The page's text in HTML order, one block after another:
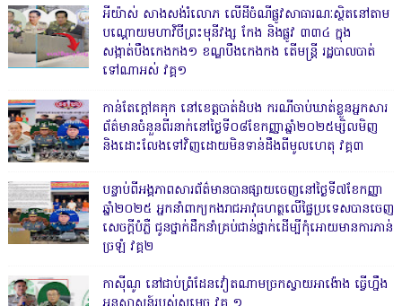
អីយ៉ាស់ សាងសង់រំលោភ លើដីចំណីផ្លូវសាធារណៈស្ថិតនៅតាម
បណ្ដោយមហាវិថីព្រះមុនីវង្ស កែង និងផ្លូវ ៣៣៤ ក្នុង
សង្កាត់បឹងកេងកង១ ខណ្ឌបឹងកេងកង តើមន្ត្រី រដ្ឋបាលបាត់
ទៅណាអស់ វគ្គ១
កាន់តែក្តៅគគុក នៅខេត្តបាត់ដំបង ករណីចាប់ឃាត់ខ្លួនអ្នកសារ
ព័ត៌មានចំនួនពីរនាក់នៅថ្ងៃទី០៨ខែកញ្ញាឆ្នាំ២០២៥ម្សិលមិញ
និងដោះលែងទៅវិញដោយមិនទាន់ដឹងពីមូលហេតុ វគ្គ៣
បន្ទាប់ពីអង្គភាពសារព័ត៌មានបានផ្សាយចេញនៅថ្ងៃទី៧ខែកញ្ញា
ឆ្នាំ២០២៥ អ្នកនាំពាក្យកងរាជអាវុធហត្ថលើផ្ទៃប្រទេសបានចេញ
សេចក្តីបំភ្លឺ ជូនថ្នាក់ដឹកនាំគ្រប់ជាន់ថ្នាក់ដើម្បីកុំអោយមានការភាន់
ច្រឡំ វគ្គ២
កាសុីណូ នៅជាប់ព្រំដែនវៀតណាមច្រកស្វាយអាង៉ោង ធ្វើហ្នឹង